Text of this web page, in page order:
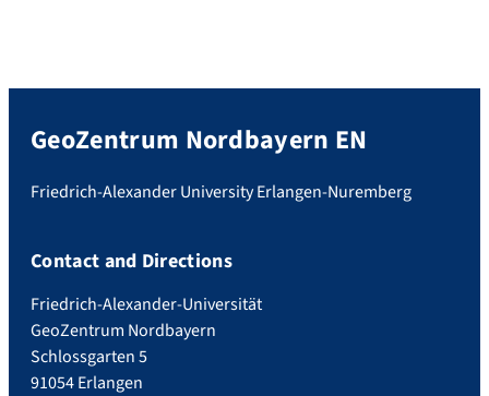
GeoZentrum Nordbayern EN
Friedrich-Alexander University Erlangen-Nuremberg
Contact and Directions
Friedrich-Alexander-Universität
GeoZentrum Nordbayern
Schlossgarten 5
91054 Erlangen